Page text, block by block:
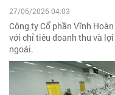
27/06/2026 04:03
Công ty Cổ phần Vĩnh
với chỉ tiêu doanh thu và
ngoái.